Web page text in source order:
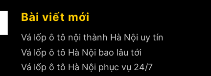
Bài viết mới
Vá lốp ô tô nội thành Hà Nội uy tín
Vá lốp ô tô Hà Nội bao lâu tới
Vá lốp ô tô Hà Nội phục vụ 24/7